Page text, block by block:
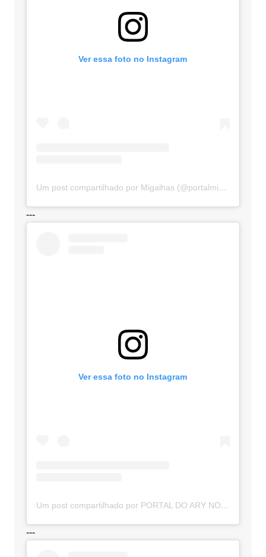
Ver essa foto no Instagram
Um post compartilhado por Migalhas (@portalmigalhas)
---
Ver essa foto no Instagram
Um post compartilhado por PORTAL DO ARY NOTÍCIAS (@portaldoarynoticias)
---